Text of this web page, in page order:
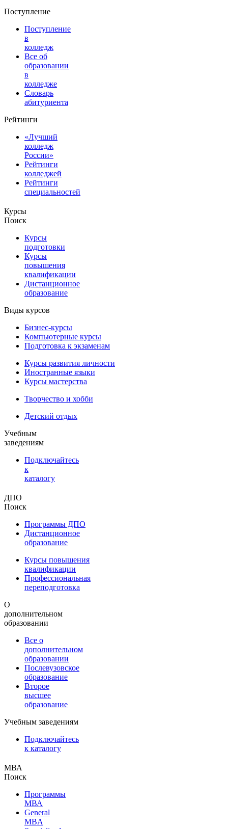
Поступление
Поступление
в
колледж
Все об
образовании
в
колледже
Словарь
абитуриента
Рейтинги
«Лучший
колледж
России»
Рейтинги
колледжей
Рейтинги
специальностей
Курсы
Поиск
Курсы
подготовки
Курсы
повышения
квалификации
Дистанционное
образование
Виды курсов
Бизнес-курсы
Компьютерные курсы
Подготовка к экзаменам
Курсы развития личности
Иностранные языки
Курсы мастерства
Творчество и хобби
Детский отдых
Учебным
заведениям
Подключайтесь
к
каталогу
ДПО
Поиск
Программы ДПО
Дистанционное
образование
Курсы повышения
квалификации
Профессиональная
переподготовка
О
дополнительном
образовании
Все о
дополнительном
образовании
Послевузовское
образование
Второе
высшее
образование
Учебным заведениям
Подключайтесь
к каталогу
МВА
Поиск
Программы
МВА
General
MBA